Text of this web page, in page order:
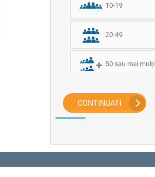
10-19
20-49
50 sau mai mulți
CONTINUATI